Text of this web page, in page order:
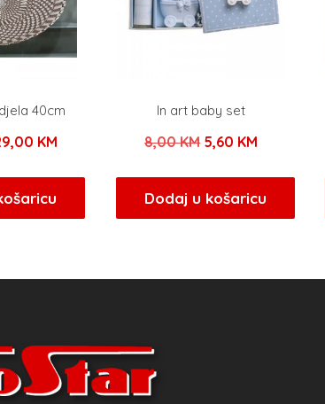
40cm
KM
29,00 KM.
In art baby set
8,00KM Izvorna
bila
je:
5,60 KM
je:
5,60 KM.
Dodaj u košaricu